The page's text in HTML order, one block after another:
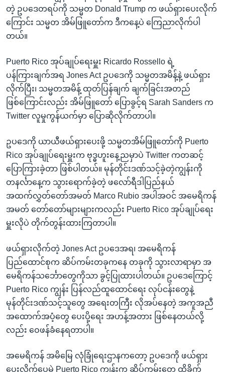
ရန်
နေရာ
သို့
ရန်
တဲ့ ဥပဒေတရပ်ကို သမ္မတ Donald Trump က ဖယ်ရှားပေးလိုက်
ကြောင်း သမ္မတ အိမ်ဖြူတော်က ဒီကနေ့ပဲ ကြေညာလိုက်ပါ
တယ်။
Puerto Rico အုပ်ချုပ်ရေးမှူး Ricardo Rossello ရဲ့
ပန်ကြားချက်အရ Jones Act ဥပဒေကို သမ္မတအမိန့်နဲ့ ဖယ်ရှား
လိုက်ပြီး၊ သမ္မတအမိန့် ထုတ်ပြန်ချက် ချက်ခြင်းအတည်
ဖြစ်ကြောင်းလည်း အိမ်ဖြူတော် ပြောခွင့်ရ Sarah Sanders က
Twitter လူမှုကွန်ယက်မှာ ပြောဆိုလိုက်တာပါ။
ဥပဒေကို ယာယီဖယ်ရှားပေးဖို့ သမ္မတအိမ်ဖြူတော်ကို Puerto
Rico အုပ်ချုပ်ရေးမှူးက ဗုဒ္ဓဟူးနေ့ညမှာပဲ Twitter ကတဆင့်
ပြောကြားခဲ့တာ ဖြစ်ပါတယ်။ မုန်တိုင်းဒဏ်သင့်ခဲ့တဲ့ကျွန်းကို
တနင်္လာနေ့က သွားရောက်ခဲ့တဲ့ ဖလော်ရီဒါပြည်နယ်
အထက်လွှတ်တော်အမတ် Marco Rubio အပါအဝင် အမေရိကန်
အမတ် တော်တော်များများကလည်း Puerto Rico အုပ်ချုပ်ရေး
မှူးလိုပဲ တိုက်တွန်းထားကြတာပါ။
ဖယ်ရှားလိုက်တဲ့ Jones Act ဥပဒေအရ၊ အမေရိကန်
ပြည်ထောင်စုက ဆိပ်ကမ်းတခုကနေ တခုကို သွားလာရာမှာ အ
မေရိကန်သင်္ဘောတွေကိုသာ ခွင့်ပြုထားပါတယ်။ ဥပဒေကြောင့်
Puerto Rico ကျွန်း ပြန်လည်ထူထောင်ရေး လုပ်ငန်းတွေနဲ့
မုန်တိုင်းဒဏ်သင့်သူတွေ အရေးတကြီး လိုအပ်နေတဲ့ အကူအညီ
အထောက်အပံ့တွေ ပေးပို့ရေး အဟန့်အတား ဖြစ်နေတယ်လို့
လည်း ဝေဖန်ခံနေရတာပါ။
အမေရိကန် အမိမြေ လုံခြုံရေးဌာနကတော့ ဥပဒေကို ဖယ်ရှား
ပေးလိုက်ပေမဲ့ Puerto Rico ကျွန်းက ဆိပ်ကမ်းတွေ ထိခိုက်